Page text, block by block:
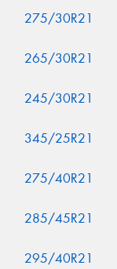
275/30R21
265/30R21
245/30R21
345/25R21
275/40R21
285/45R21
295/40R21